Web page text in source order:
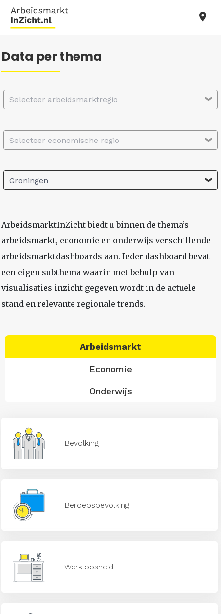
Data per thema
Selecteer arbeidsmarktregio
Selecteer economische regio
Groningen
ArbeidsmarktInZicht biedt u binnen de thema’s
arbeidsmarkt, economie en onderwijs verschillende
arbeidsmarktdashboards aan. Ieder dashboard bevat
een eigen subthema waarin met behulp van
visualisaties inzicht gegeven wordt in de actuele
stand en relevante regionale trends.
Arbeidsmarkt
Economie
Onderwijs
Bevolking
Beroepsbevolking
Werkloosheid